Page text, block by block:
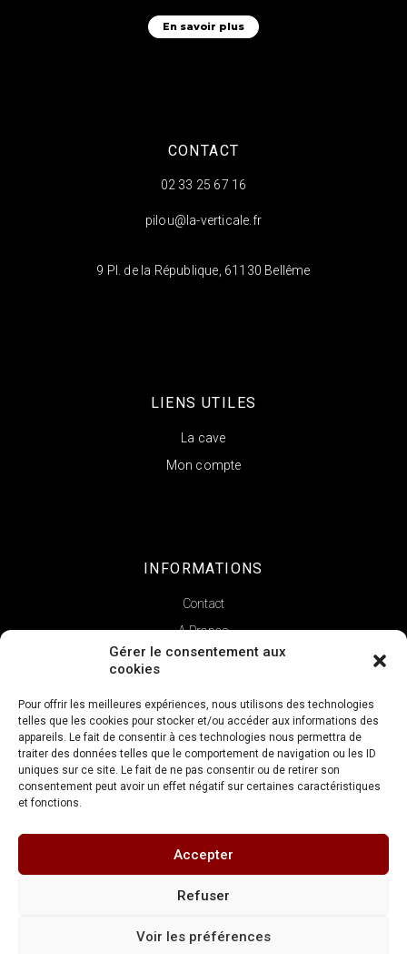
Gérer le consentement aux
cookies
Pour offrir les meilleures expériences, nous utilisons des technologies
telles que les cookies pour stocker et/ou accéder aux informations des
appareils. Le fait de consentir à ces technologies nous permettra de
traiter des données telles que le comportement de navigation ou les ID
uniques sur ce site. Le fait de ne pas consentir ou de retirer son
consentement peut avoir un effet négatif sur certaines caractéristiques
et fonctions.
Accepter
Refuser
Voir les préférences
En savoir plus
CONTACT
02 33 25 67 16
pilou@la-verticale.fr
9 Pl. de la République, 61130 Bellême
LIENS UTILES
La cave
Mon compte
INFORMATIONS
Contact
A Propos
RéalisationFDV Conseil
Politique de confidentialité